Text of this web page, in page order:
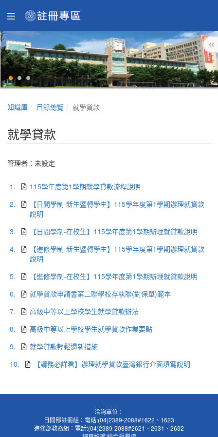
知識庫 目錄總覽 就學貸款
就學貸款
管理者：未設定
1.
115學年度第1學期就學貸款流程說明
2.
【日間學制-新生暨轉學生】115學年度第1學期辦理就貸款
說明
3.
【日間學制-在校生】115學年度第1學期辦理就貸款說明
4.
【進修學制-新生暨轉學生】115學年度第1學期辦理就貸款
說明
5.
【進修學制-在校生】115學年度第1學期辦理就貸款說明
6.
就學貸款申請書第二聯學校存執聯(對保單)範本
7.
高級中等以上學校學生就學貸款辦法
8.
高級中等以上學校學生就學貸款作業要點
9.
就學貸款輕鬆還新措施
10.
【請務必詳看】辦理就學貸款臺灣銀行介面填寫說明
洽詢單位：
日間部註冊組：電話:(04)2389-2088#1622、1623
進修部教務組：電話:(04)2389-2088#2621、2631、2632